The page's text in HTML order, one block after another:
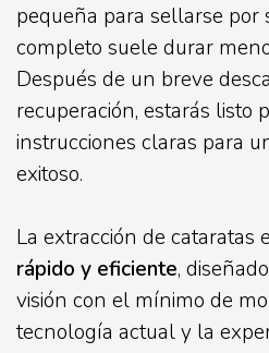
pequeña para sellarse por
completo suele durar
Después de un breve
recuperación, estarás listo
instrucciones claras para
exitoso.
La extracción de cataratas
rápido y eficiente,
visión con el mínimo de
tecnología actual y la